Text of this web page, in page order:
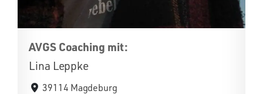
AVGS Coaching mit:
Lina Leppke
39114 Magdeburg